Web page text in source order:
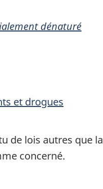
dénaturé
et drogues
de lois autres que la
concerné.